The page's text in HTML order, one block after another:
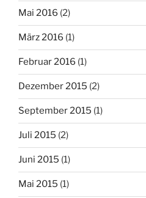
Mai 2016 (2)
März 2016 (1)
Februar 2016 (1)
Dezember 2015 (2)
September 2015 (1)
Juli 2015 (2)
Juni 2015 (1)
Mai 2015 (1)